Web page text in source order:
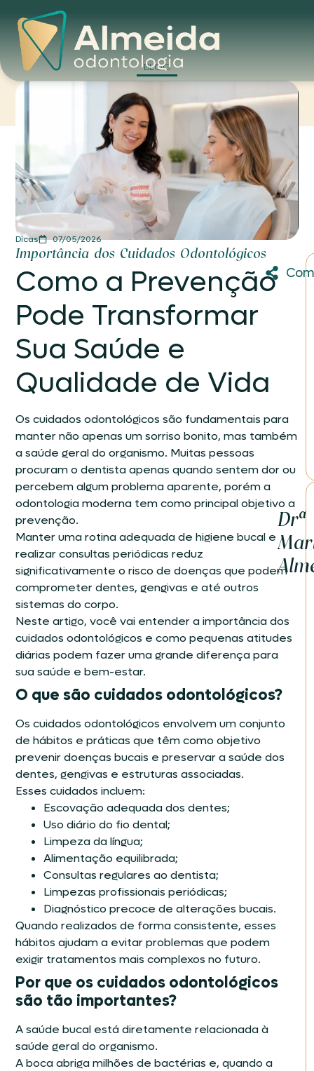
BLOG
Dicas 07/05/2026
Importância dos Cuidados Odontológicos
Como a Prevenção
Pode Transformar
Sua Saúde e
Qualidade de Vida
Os cuidados odontológicos são fundamentais para
manter não apenas um sorriso bonito, mas também
a saúde geral do organismo. Muitas pessoas
procuram o dentista apenas quando sentem dor ou
percebem algum problema aparente, porém a
odontologia moderna tem como principal objetivo a
prevenção.
Manter uma rotina adequada de higiene bucal e
realizar consultas periódicas reduz
significativamente o risco de doenças que podem
comprometer dentes, gengivas e até outros
sistemas do corpo.
Neste artigo, você vai entender a importância dos
cuidados odontológicos e como pequenas atitudes
diárias podem fazer uma grande diferença para
sua saúde e bem-estar.
O que são cuidados odontológicos?
Os cuidados odontológicos envolvem um conjunto
de hábitos e práticas que têm como objetivo
prevenir doenças bucais e preservar a saúde dos
dentes, gengivas e estruturas associadas.
Esses cuidados incluem:
Escovação adequada dos dentes;
Uso diário do fio dental;
Limpeza da língua;
Alimentação equilibrada;
Consultas regulares ao dentista;
Limpezas profissionais periódicas;
Diagnóstico precoce de alterações bucais.
Quando realizados de forma consistente, esses
hábitos ajudam a evitar problemas que podem
exigir tratamentos mais complexos no futuro.
Por que os cuidados odontológicos
são tão importantes?
A saúde bucal está diretamente relacionada à
saúde geral do organismo.
A boca abriga milhões de bactérias e, quando a
Drª